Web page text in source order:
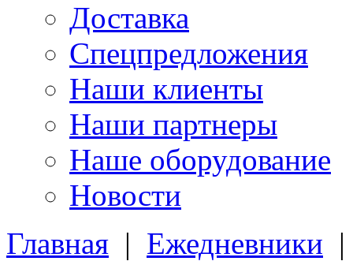
Доставка
Спецпредложения
Наши клиенты
Наши партнеры
Наше оборудование
Новости
Главная | Ежедневники